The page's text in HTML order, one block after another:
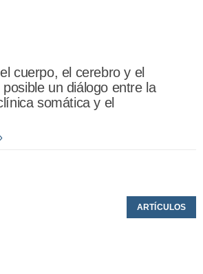
cuerpo, el cerebro y el
un diálogo entre la
somática y el
ARTÍCULOS